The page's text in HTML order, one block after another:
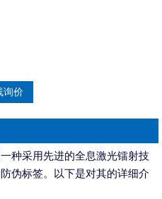
询价
种采用先进的全息激光镭射技
伪标签。以下是对其的详细介